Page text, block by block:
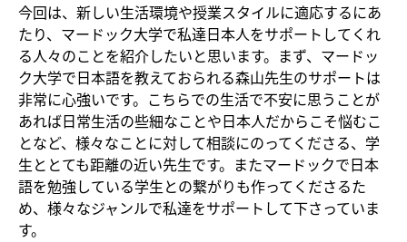
今回は、新しい生活環境や授業スタイルに適応するにあ
たり、マードック大学で私達日本人をサポートしてくれ
る人々のことを紹介したいと思います。まず、マードッ
ク大学で日本語を教えておられる森山先生のサポートは
非常に心強いです。こちらでの生活で不安に思うことが
あれば日常生活の些細なことや日本人だからこそ悩むこ
となど、様々なことに対して相談にのってくださる、学
生ととても距離の近い先生です。またマードックで日本
語を勉強している学生との繋がりも作ってくださるた
め、様々なジャンルで私達をサポートして下さっていま
す。